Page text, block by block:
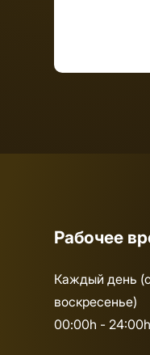
Рабочее
Каждый день
воскресенье)
00:00h - 24:00h